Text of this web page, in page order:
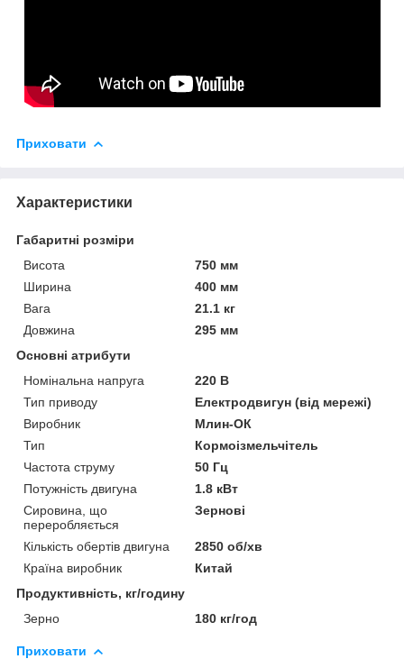
Приховати
Характеристики
Габаритні розміри
Висота
750 мм
Ширина
400 мм
Вага
21.1 кг
Довжина
295 мм
Основні атрибути
Номінальна напруга
220 В
Тип приводу
Електродвигун (від мережі)
Виробник
Млин-ОК
Тип
Кормоізмельчітель
Частота струму
50 Гц
Потужність двигуна
1.8 кВт
Сировина, що
переробляється
Зернові
Кількість обертів двигуна
2850 об/хв
Країна виробник
Китай
Продуктивність, кг/годину
Зерно
180 кг/год
Приховати